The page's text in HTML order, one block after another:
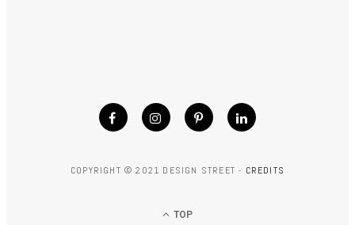
COPYRIGHT © 2021 DESIGN STREET - CREDITS
TOP